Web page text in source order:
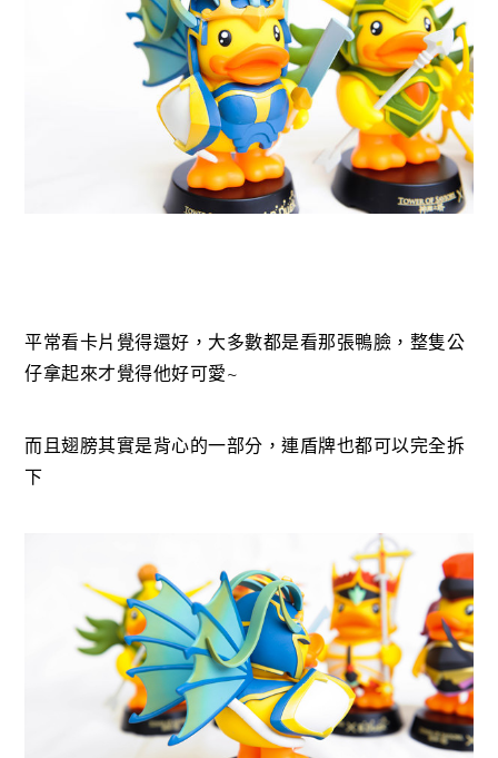
平常看卡片覺得還好，大多數都是看那張鴨臉，整隻公
仔拿起來才覺得他好可愛~
而且翅膀其實是背心的一部分，連盾牌也都可以完全拆
下